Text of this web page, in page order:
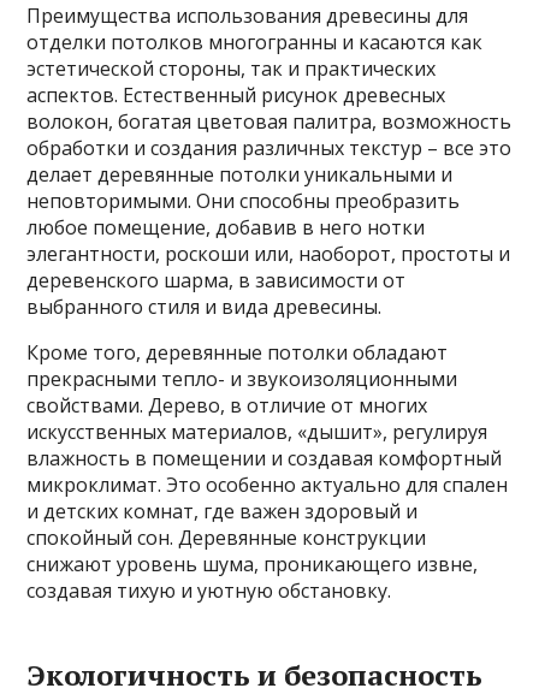
Преимущества использования древесины для
отделки потолков многогранны и касаются как
эстетической стороны, так и практических
аспектов. Естественный рисунок древесных
волокон, богатая цветовая палитра, возможность
обработки и создания различных текстур – все это
делает деревянные потолки уникальными и
неповторимыми. Они способны преобразить
любое помещение, добавив в него нотки
элегантности, роскоши или, наоборот, простоты и
деревенского шарма, в зависимости от
выбранного стиля и вида древесины.
Кроме того, деревянные потолки обладают
прекрасными тепло- и звукоизоляционными
свойствами. Дерево, в отличие от многих
искусственных материалов, «дышит», регулируя
влажность в помещении и создавая комфортный
микроклимат. Это особенно актуально для спален
и детских комнат, где важен здоровый и
спокойный сон. Деревянные конструкции
снижают уровень шума, проникающего извне,
создавая тихую и уютную обстановку.
Экологичность и безопасность